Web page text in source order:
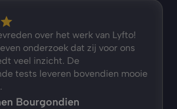
over het werk van Lyfto!
onderzoek dat zij voor ons
veel inzicht. De
tests leveren bovendien mooie
Bourgondien